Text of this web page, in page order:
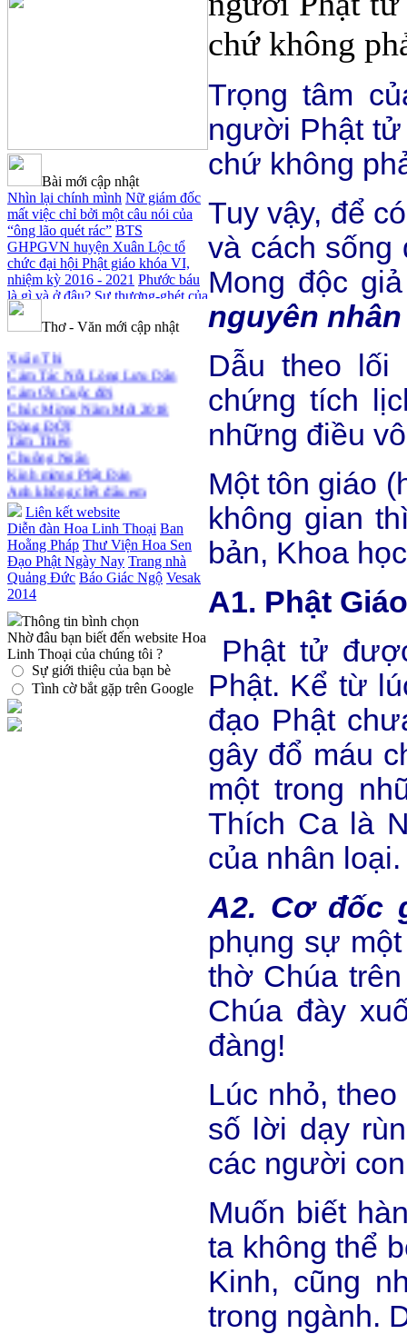
Bài mới cập nhật
Nhìn lại chính mình Nữ giám đốc
mất việc chỉ bởi một câu nói của
“ông lão quét rác” BTS
GHPGVN huyện Xuân Lộc tổ
chức đại hội Phật giáo khóa VI,
nhiệm kỳ 2016 - 2021 Phước báu
là gì và ở đâu? Sự thương-ghét của
con người
Cải đạo: Nguyên nhân & giải pháp
An Giang: Tịnh thất Quy Nguyên
phát quà từ thiện tại xã Cư Yang
Tịnh xá Ngọc Đăng khai giảng
Thiền dành cho Người bận rộn
Thơ - Văn mới cập nhật
Cảm Tác Nỗi Lòng Lưu Dân
Cảm Ơn Cuộc đời
Chúc Mừng Năm Mới 2018
Dòng ĐỜI
Tâm Thiền
Chuông Ngân
Kính mừng Phật Đản
Anh không chết đâu em
Kiếp này
Liên kết website
Diễn đàn Hoa Linh Thoại Ban
Hoằng Pháp Thư Viện Hoa Sen
Đạo Phật Ngày Nay Trang nhà
Quảng Đức Báo Giác Ngộ Vesak
2014
Thông tin bình chọn
Nhờ đâu bạn biết đến website Hoa
Linh Thoại của chúng tôi ?
Sự giới thiệu của bạn bè
Tình cờ bắt gặp trên Google
chứ không
Trọng tâm
người Phật
chứ không
Tuy vậy, để
và cách sống
Mong độc
nguyên
Dẫu theo lối
chứng tích
những điều
Một tôn giáo
không gian
bản, Khoa
A1. Phật
Phật tử
Phật. Kể từ
đạo Phật
gây đổ máu
một trong
Thích Ca là
của nhân loại.
A2. Cơ đốc
phụng sự
thờ Chúa
Chúa đày
đàng!
Lúc nhỏ,
số lời dạy
các người
Muốn biết
ta không thể
Kinh, cũng
trong ngành.